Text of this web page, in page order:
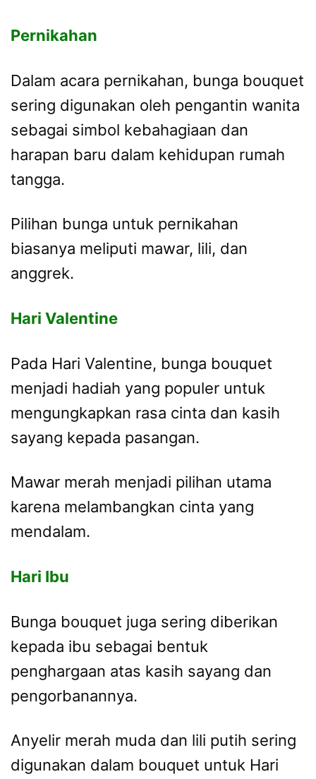
Pernikahan
Dalam acara pernikahan, bunga bouquet
sering digunakan oleh pengantin wanita
sebagai simbol kebahagiaan dan
harapan baru dalam kehidupan rumah
tangga.
Pilihan bunga untuk pernikahan
biasanya meliputi mawar, lili, dan
anggrek.
Hari Valentine
Pada Hari Valentine, bunga bouquet
menjadi hadiah yang populer untuk
mengungkapkan rasa cinta dan kasih
sayang kepada pasangan.
Mawar merah menjadi pilihan utama
karena melambangkan cinta yang
mendalam.
Hari Ibu
Bunga bouquet juga sering diberikan
kepada ibu sebagai bentuk
penghargaan atas kasih sayang dan
pengorbanannya.
Anyelir merah muda dan lili putih sering
digunakan dalam bouquet untuk Hari